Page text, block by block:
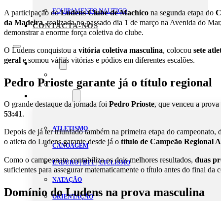
EQUIPAMENTO NAUTICO
CONTACTA-NOS
O Clube
Estatutos
ATLETISMO
CANOAGEM
ENDURO | BTT | CICLISMO
NATAÇÃO
ORIENTAÇÃO
A participação doLudens Clube de Machico na segunda etapa do
da Madeira, realizada no passado dia 1 de março na Avenida do
demonstrar a enorme força coletiva do clube.
O Ludens conquistou a vitória coletiva masculina, colocou sete
geral e somou várias vitórias e pódios em diferentes escalões.
Pedro Prioste garante já o título regional
O grande destaque da jornada foi Pedro Prioste, que venceu a
53:41.
Depois de já ter triunfado também na primeira etapa do campeonato,
o atleta do Ludens garante desde já o título de Campeão Regional
Como o campeonato contabiliza os dois melhores resultados, duas
suficientes para assegurar matematicamente o título antes do final da
Domínio do Ludens na prova masculina